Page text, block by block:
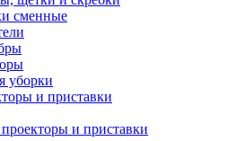
сменные
уборки
и приставки
и приставки